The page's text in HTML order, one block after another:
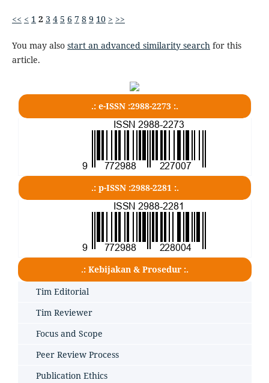
<< < 1 2 3 4 5 6 7 8 9 10 > >>
You may also start an advanced similarity searchfor this
article.
.: e-ISSN :2988-2273 :.
.: p-ISSN :2988-2281 :.
.: Kebijakan & Prosedur :.
Tim Editorial
Tim Reviewer
Focus and Scope
Peer Review Process
Publication Ethics